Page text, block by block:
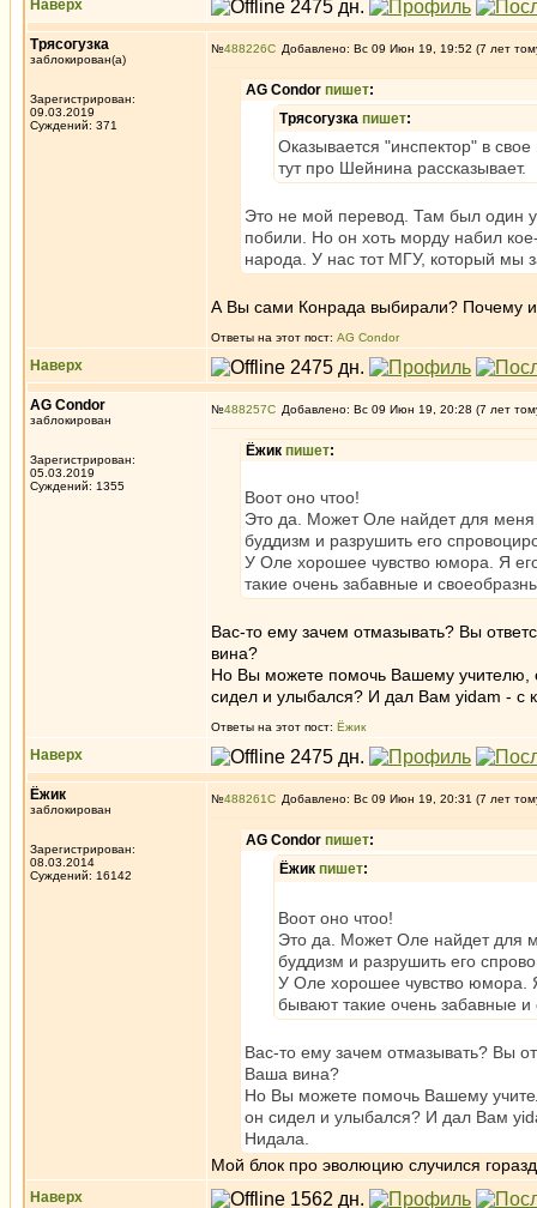
Наверх
Трясогузка
заблокирован(а)
Зарегистрирован:
09.03.2019
Суждений: 371
№488226 Добавлено: Вс 09 Июн 19, 19:52 (7 лет
AG Condor пишет:
Трясогузка пишет:
Оказывается "инспектор" в
тут про Шейнина рассказывает.
Это не мой перевод. Там был один
побили. Но он хоть морду набил
народа. У нас тот МГУ, который мы
А Вы сами Конрада выбирали? Почему
Ответы на этот пост: AG Condor
Наверх
AG Condor
заблокирован
Зарегистрирован:
05.03.2019
Суждений: 1355
№488257 Добавлено: Вс 09 Июн 19, 20:28 (7 лет
Ёжик пишет:
Воот оно чтоо!
Это да. Может Оле найдет для меня
буддизм и разрушить его
У Оле хорошее чувство юмора. Я
такие очень забавные и
Вас-то ему зачем отмазывать? Вы
вина?
Но Вы можете помочь Вашему учителю,
сидел и улыбался? И дал Вам yidam - с
Ответы на этот пост: Ёжик
Наверх
Ёжик
заблокирован
Зарегистрирован:
08.03.2014
Суждений: 16142
№488261 Добавлено: Вс 09 Июн 19, 20:31 (7 лет
AG Condor пишет:
Ёжик пишет:
Воот оно чтоо!
Это да. Может Оле найдет для
буддизм и разрушить его
У Оле хорошее чувство юмора.
бывают такие очень забавные и
Вас-то ему зачем отмазывать? Вы
Ваша вина?
Но Вы можете помочь Вашему
он сидел и улыбался? И дал Вам
Нидала.
Мой блок про эволюцию случился
Наверх